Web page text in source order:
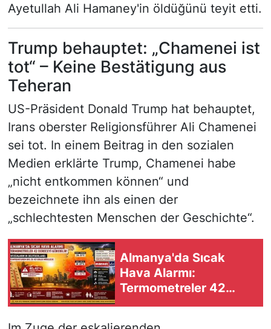
Ayetullah Ali Hamaney'in öldüğünü teyit etti.
Trump behauptet: „Chamenei ist
tot“ – Keine Bestätigung aus
Teheran
US-Präsident Donald Trump hat behauptet,
Irans oberster Religionsführer Ali Chamenei
sei tot. In einem Beitrag in den sozialen
Medien erklärte Trump, Chamenei habe
„nicht entkommen können“ und
bezeichnete ihn als einen der
„schlechtesten Menschen der Geschichte“.
Almanya'da Sıcak
Hava Alarmı:
Termometreler 42
Dereceyi Görebilir